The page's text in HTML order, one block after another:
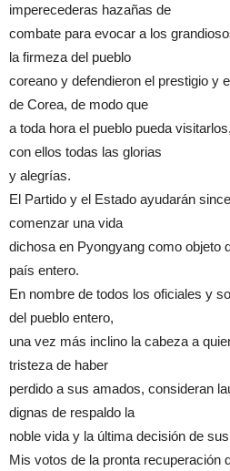
imperecederas hazañas de
combate para evocar a los
la firmeza del pueblo
coreano y defendieron el prestigio y
de Corea, de modo que
a toda hora el pueblo pueda
con ellos todas las glorias
y alegrías.
El Partido y el Estado ayudarán
comenzar una vida
dichosa en Pyongyang como objeto
país entero.
En nombre de todos los oficiales y
del pueblo entero,
una vez más inclino la cabeza a
tristeza de haber
perdido a sus amados, consideran
dignas de respaldo la
noble vida y la última decisión de
Mis votos de la pronta recuperación